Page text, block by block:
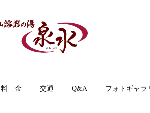
料 金 交通 Q&A フォトギャラ